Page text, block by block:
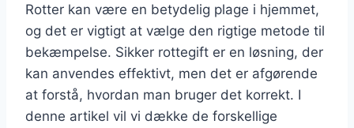
Rotter kan være en betydelig plage i hjemmet,
og det er vigtigt at vælge den rigtige metode til
bekæmpelse. Sikker rottegift er en løsning, der
kan anvendes effektivt, men det er afgørende
at forstå, hvordan man bruger det korrekt. I
denne artikel vil vi dække de forskellige